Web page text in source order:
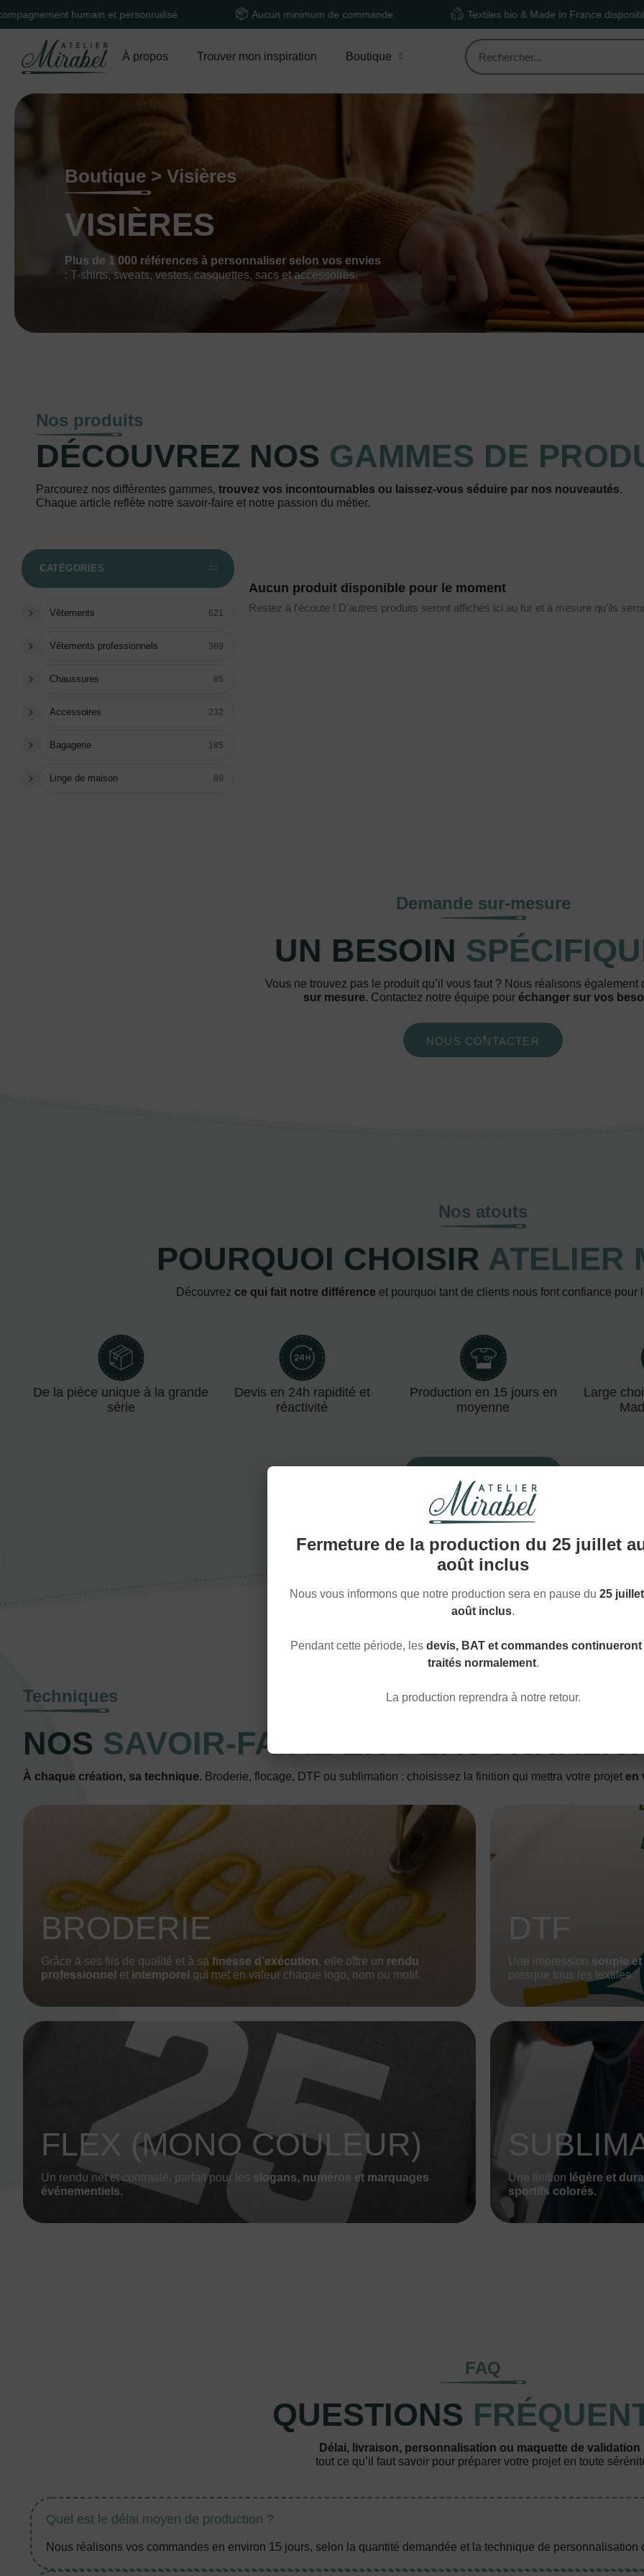
Fermeture de la production du 25 juillet
août inclus
Nous vous informons que notre production sera en pause du 25
août inclus.
Pendant cette période, les devis, BAT et commandes continueront
traités normalement.
La production reprendra à notre retour.
et personnalisé Aucun minimum de commande Textiles bio & Made in France disponibles
À propos Trouver mon inspiration Boutique
Boutique > Visières
VISIÈRES
Plus de 1 000 références à personnaliser selon vos envies
: T-shirts, sweats, vestes, casquettes, sacs et accessoires.
Nos produits
DÉCOUVREZ NOS GAMMES DE
Parcourez nos différentes gammes, trouvez vos incontournables ou laissez-vous séduire par nos nouveautés.
Chaque article reflète notre savoir-faire et notre passion du métier.
CATÉGORIES
Vêtements 621
Vêtements professionnels 369
Chaussures 85
Accessoires 232
Bagagerie 185
Linge de maison 89
Aucun produit disponible pour le moment
Restez à l'écoute ! D'autres produits seront affichés ici au fur et à mesure qu'ils
Demande sur-mesure
UN BESOIN
Vous ne trouvez pas le produit qu’il vous faut ? Nous réalisons également
sur mesure. Contactez notre équipe pour échanger sur vos
NOUS CONTACTER
Nos atouts
POURQUOI CHOISIR ATELIER
Découvrez ce qui fait notre différence et pourquoi tant de clients nous font confiance pour
De la pièce unique à la grande
série
Devis en 24h rapidité et
réactivité
Production en 15 jours en
moyenne
Large
Techniques
NOS SAVOIR-FAIRE
À chaque création, sa technique. Broderie, flocage, DTF ou sublimation : choisissez la finition qui mettra votre projet en
BRODERIE
Grâce à ses fils de qualité et à sa finesse d’exécution, elle offre un rendu
professionnel et intemporel qui met en valeur chaque logo, nom ou motif.
DTF
Une impression souple
presque tous les textiles.
FLEX (MONO COULEUR)
Un rendu net et contrasté, parfait pour les slogans, numéros et marquages
événementiels.
Une finition légère et
sportifs colorés.
FAQ
QUESTIONS
Délai, livraison, personnalisation ou maquette de validation
tout ce qu’il faut savoir pour préparer votre projet en toute
Quel est le délai moyen de production ?
Nous réalisons vos commandes en environ 15 jours, selon la quantité demandée et la technique de personnalisation